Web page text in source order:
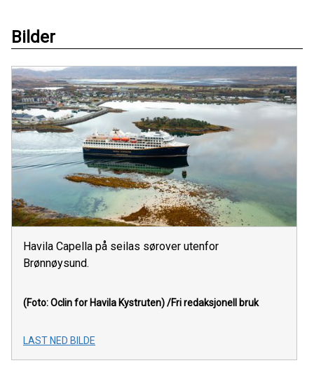
Bilder
Havila Capella på seilas sørover utenfor
Brønnøysund.
(Foto: Oclin for Havila Kystruten)/Fri redaksjonell bruk
LAST NED BILDE